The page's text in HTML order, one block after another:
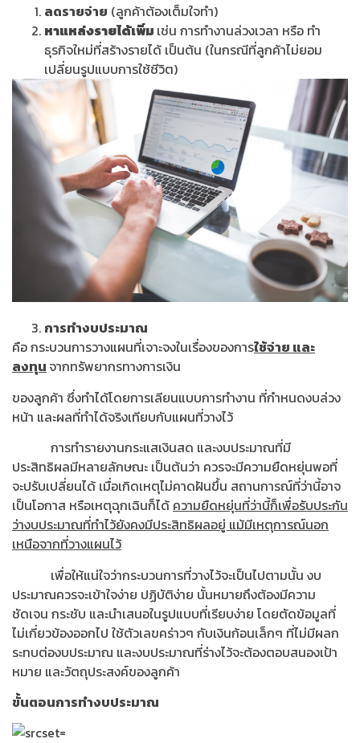
ลดรายจ่าย (ลูกค้าต้องเต็มใจทำ)
หาแหล่งรายได้เพิ่ม เช่น การทำงานล่วงเวลา หรือ ทำ
ธุรกิจใหม่ที่สร้างรายได้ เป็นต้น (ในกรณีที่ลูกค้าไม่ยอม
เปลี่ยนรูปแบบการใช้ชีวิต)
การทำงบประมาณ
คือ กระบวนการวางแผนที่เจาะจงในเรื่องของการใช้จ่าย และ
ลงทุนจากทรัพยากรทางการเงิน
ของลูกค้า ซึ่งทำได้โดยการเลียนแบบการทำงาน ที่กำหนดงบล่วง
หน้า และผลที่ทำได้จริงเทียบกับแผนที่วางไว้
การทำรายงานกระแสเงินสด และงบประมาณที่มี
ประสิทธิผลมีหลายลักษณะ เป็นต้นว่า ควรจะมีความยืดหยุ่นพอที่
จะปรับเปลี่ยนได้ เมื่อเกิดเหตุไม่คาดฝันขึ้น สถานการณ์ที่ว่านี้อาจ
เป็นโอกาส หรือเหตุฉุกเฉินก็ได้ ความยืดหยุ่นที่ว่านี้ก็เพื่อรับประกัน
ว่างบประมาณที่ทำไว้ยังคงมีประสิทธิผลอยู่ แม้มีเหตุการณ์นอก
เหนือจากที่วางแผนไว้
เพื่อให้แน่ใจว่ากระบวนการที่วางไว้จะเป็นไปตามนั้น งบ
ประมาณควรจะเข้าใจง่าย ปฏิบัติง่าย นั้นหมายถึงต้องมีความ
ชัดเจน กระชับ และนำเสนอในรูปแบบที่เรียบง่าย โดยตัดข้อมูลที่
ไม่เกี่ยวข้องออกไป ใช้ตัวเลขคร่าวๆ กับเงินก้อนเล็กๆ ที่ไม่มีผลก
ระทบต่องบประมาณ และงบประมาณที่ร่างไว้จะต้องตอบสนองเป้า
หมาย และวัตถุประสงค์ของลูกค้า
ขั้นตอนการทำงบประมาณ